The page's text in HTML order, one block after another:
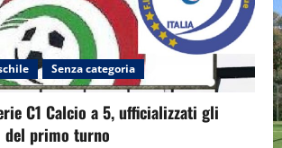
Senza categoria
C1 Calcio a 5, ufficializzati gli
del primo turno